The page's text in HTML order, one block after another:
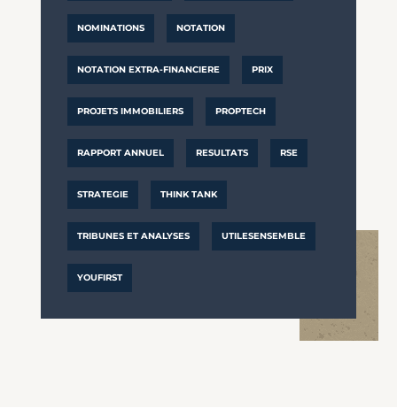
NOMINATIONS NOTATION
NOTATION EXTRA-FINANCIERE PRIX
PROJETS IMMOBILIERS PROPTECH
RAPPORT ANNUEL RESULTATS RSE
STRATEGIE THINK TANK
TRIBUNES ET ANALYSES UTILESENSEMBLE
YOUFIRST